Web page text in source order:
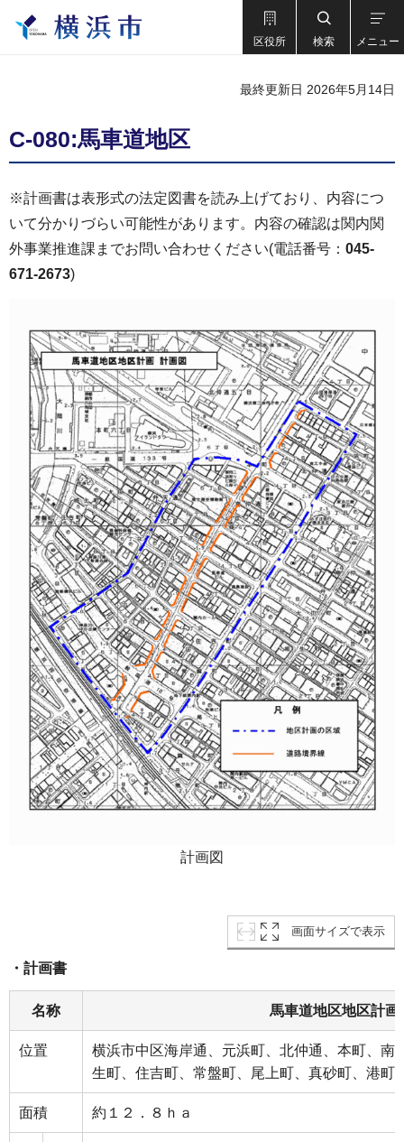
区役所 検索 メニュー
最終更新日 2026年5月14日
C-080:馬車道地区
※計画書は表形式の法定図書を読み上げており、内容につ
いて分かりづらい可能性があります。内容の確認は関内関
外事業推進課までお問い合わせください(電話番号： 045-
671-2673)
計画図
画面サイズで表示
・計画書
名称 馬車道地区地区計画
位置
横浜市中区海岸通、元浜町、北仲通、本町、南
生町、住吉町、常盤町、尾上町、真砂町、港町
面積 約１２．８ｈａ